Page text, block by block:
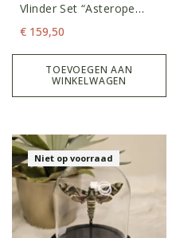
Vlinder Set “Asterope
Blue”
€ 159,50
TOEVOEGEN AAN
WINKELWAGEN
Niet op voorraad